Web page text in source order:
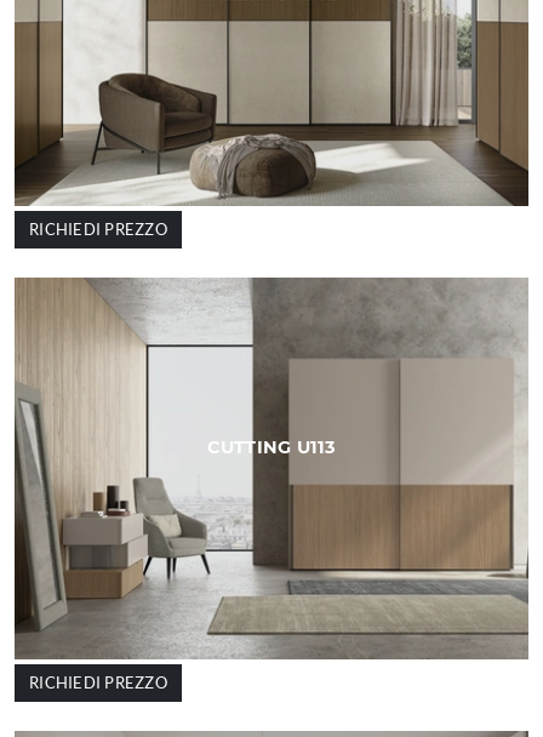
RICHIEDI PREZZO
CUTTING U113
RICHIEDI PREZZO